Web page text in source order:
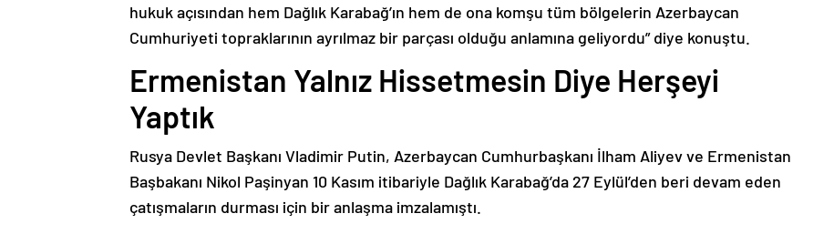
hukuk açısından hem Dağlık Karabağ’ın hem de ona komşu tüm bölgelerin Azerbaycan
Cumhuriyeti topraklarının ayrılmaz bir parçası olduğu anlamına geliyordu” diye konuştu.
Ermenistan Yalnız Hissetmesin Diye Herşeyi
Yaptık
Rusya Devlet Başkanı Vladimir Putin, Azerbaycan Cumhurbaşkanı İlham Aliyev ve Ermenistan
Başbakanı Nikol Paşinyan 10 Kasım itibariyle Dağlık Karabağ’da 27 Eylül’den beri devam eden
çatışmaların durması için bir anlaşma imzalamıştı.